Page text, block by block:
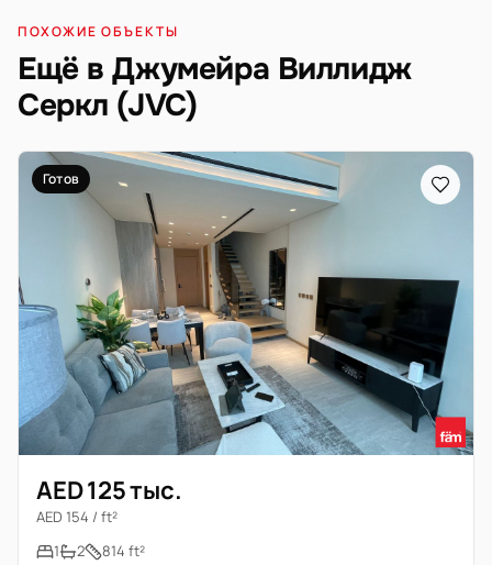
ПОХОЖИЕ ОБЪЕКТЫ
Ещё в Джумейра Виллидж
Серкл (JVC)
Готов
AED 125 тыс.
AED 154 / ft²
1
2 814 ft²